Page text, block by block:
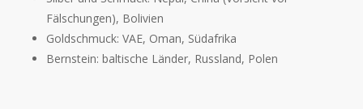
Fälschungen), Bolivien
Goldschmuck: VAE, Oman, Südafrika
Bernstein: baltische Länder, Russland, Polen